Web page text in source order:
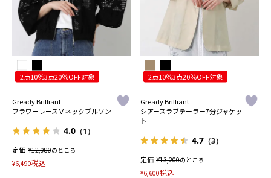
2点10％3点20％OFF対象
Gready Brilliant
フラワーレースＶネックブルソン
4.0 （1）
定価 ¥12,980のところ
¥6,490税込
2点10％3点20％OFF対象
Gready Brilliant
シアースラブテーラー7分ジャケッ
ト
4.7 （3）
定価 ¥13,200のところ
¥6,600税込